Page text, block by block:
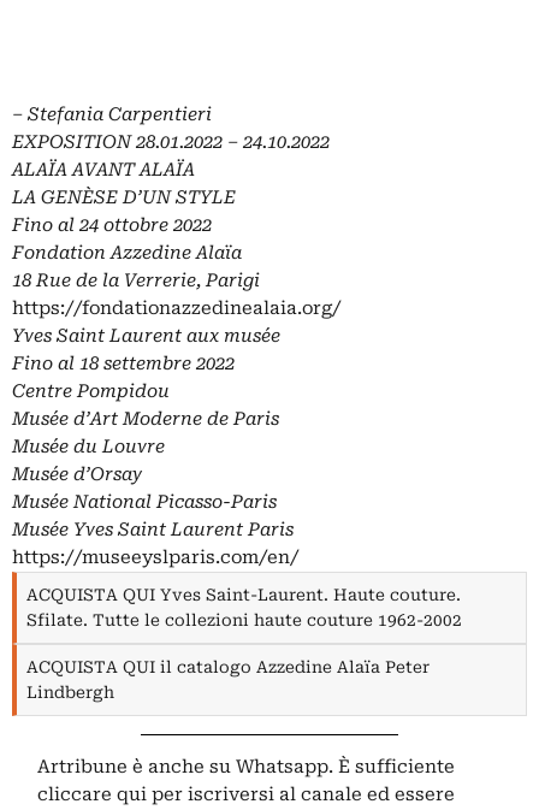
– Stefania Carpentieri
EXPOSITION 28.01.2022 – 24.10.2022
ALAÏA AVANT ALAÏA
LA GENÈSE D’UN STYLE
Fino al 24 ottobre 2022
Fondation Azzedine Alaïa
18 Rue de la Verrerie, Parigi
https://fondationazzedinealaia.org/
Yves Saint Laurent aux musée
Fino al 18 settembre 2022
Centre Pompidou
Musée d’Art Moderne de Paris
Musée du Louvre
Musée d’Orsay
Musée National Picasso-Paris
Musée Yves Saint Laurent Paris
https://museeyslparis.com/en/
ACQUISTA QUI Yves Saint-Laurent. Haute couture.
Sfilate. Tutte le collezioni haute couture 1962-2002
ACQUISTA QUI il catalogo Azzedine Alaïa Peter
Lindbergh
Artribune è anche su Whatsapp. È sufficiente
cliccare qui per iscriversi al canale ed essere